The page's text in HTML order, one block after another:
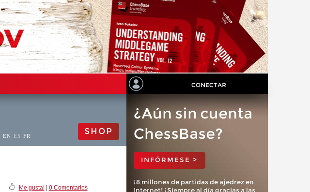
CONECTAR
EN ES FR SHOP
Me gusta!| 0 Comentarios
¿Aún sin cuenta
ChessBase?
INFÓRMESE >
¡8 millones de partidas de ajedrez en
Internet! ¡Siempre al día gracias a las